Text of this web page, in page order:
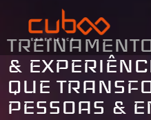
&
QUE
PESSOAS &